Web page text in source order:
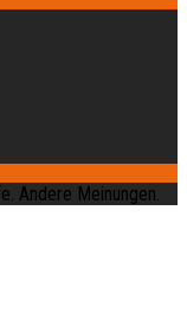
Andere Meinungen.